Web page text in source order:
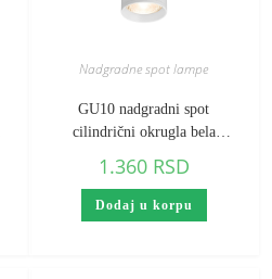
Nadgradne spot lampe
GU10 nadgradni spot
cilindrični okrugla bela
mm)
1.360 RSD
Dodaj u korpu